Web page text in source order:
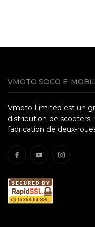
VMOTO SOCO E-
Vmoto Limited est un
distribution de scooters.
fabrication de deux-